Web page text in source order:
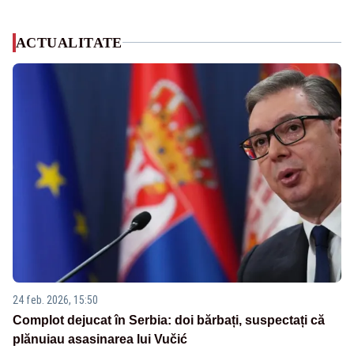
ACTUALITATE
24 feb. 2026, 15:50
Complot dejucat în Serbia: doi bărbați, suspectați că
plănuiau asasinarea lui Vučić